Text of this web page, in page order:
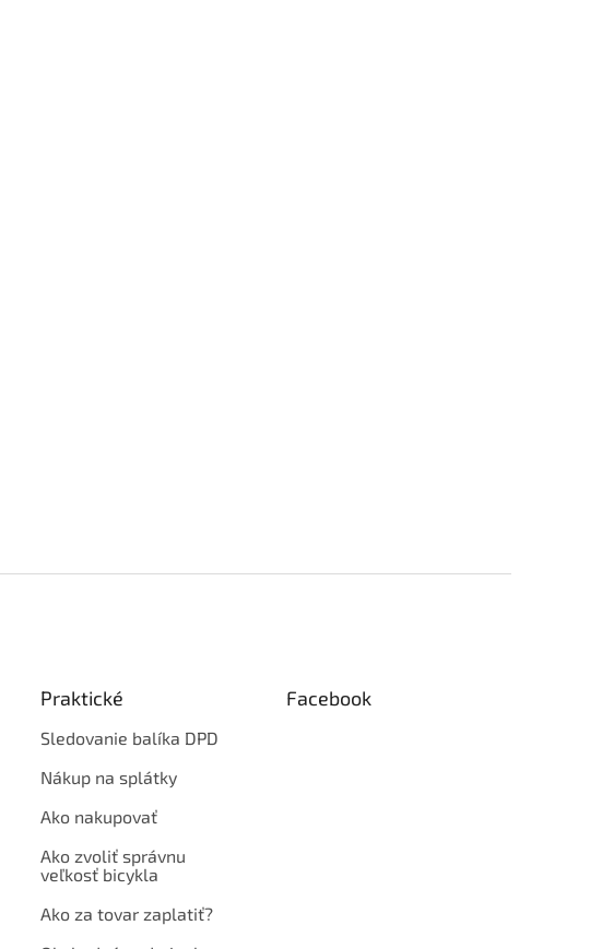
Praktické
Sledovanie balíka DPD
Nákup na splátky
Ako nakupovať
Ako zvoliť správnu
veľkosť bicykla
Ako za tovar zaplatiť?
Facebook